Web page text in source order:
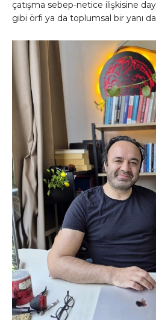
çatışma sebep-netice ilişkisine
gibi örfi ya da toplumsal bir yanı da